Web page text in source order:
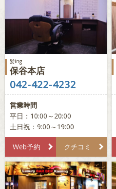
髪ing
保谷本店
042-422-4232
営業時間
平日：10:00～20:00
土日祝：9:00～19:00
Web予約 クチコミ